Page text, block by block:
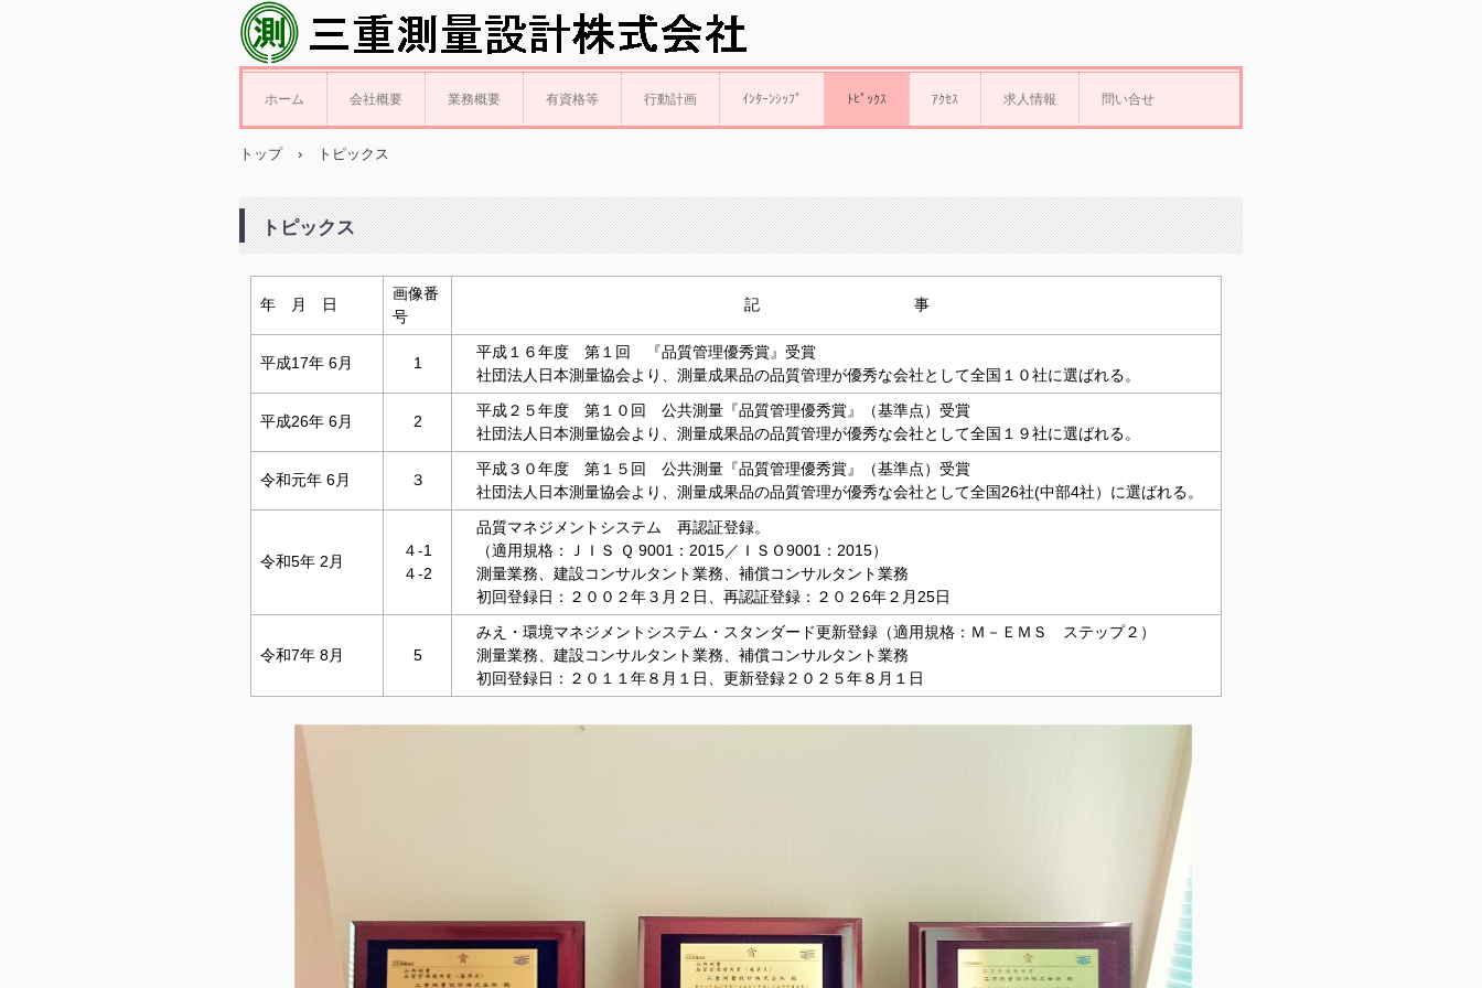
ホーム 会社概要 業務概要 有資格等 行動計画 ｲﾝﾀｰﾝｼｯﾌﾟ ﾄﾋﾟｯｸｽ ｱｸｾｽ 求人情報 問い合せ
トップ › トピックス
トピックス
年 月 日
画像番
号
記 事
平成17年 6月 1
平成１６年度 第１回 『品質管理優秀賞』受賞
社団法人日本測量協会より、測量成果品の品質管理が優秀な会社として全国１０社に選ばれる。
平成26年 6月 2
平成２５年度 第１０回 公共測量『品質管理優秀賞』（基準点）受賞
社団法人日本測量協会より、測量成果品の品質管理が優秀な会社として全国１９社に選ばれる。
令和元年 6月 ３
平成３０年度 第１５回 公共測量『品質管理優秀賞』（基準点）受賞
社団法人日本測量協会より、測量成果品の品質管理が優秀な会社として全国26社(中部4社）に選ばれる。
令和5年 2月
４-1
４-2
品質マネジメントシステム 再認証登録。
（適用規格：ＪＩＳ Ｑ 9001：2015／ＩＳＯ9001：2015）
測量業務、建設コンサルタント業務、補償コンサルタント業務
初回登録日：２００２年３月２日、再認証登録：２０２6年２月25日
令和7年 8月 5
みえ・環境マネジメントシステム・スタンダード更新登録（適用規格：Ｍ－ＥＭＳ ステップ２）
測量業務、建設コンサルタント業務、補償コンサルタント業務
初回登録日：２０１１年８月１日、更新登録２０２５年８月１日